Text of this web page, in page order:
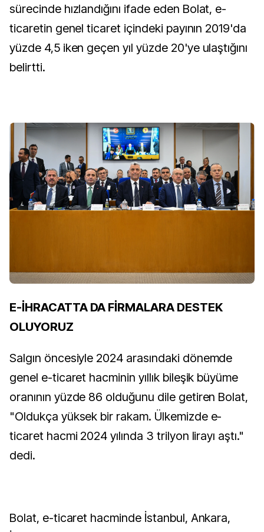
sürecinde hızlandığını ifade eden Bolat, e-
ticaretin genel ticaret içindeki payının 2019'da
yüzde 4,5 iken geçen yıl yüzde 20'ye ulaştığını
belirtti.
E-İHRACATTA DA FİRMALARA DESTEK
OLUYORUZ
Salgın öncesiyle 2024 arasındaki dönemde
genel e-ticaret hacminin yıllık bileşik büyüme
oranının yüzde 86 olduğunu dile getiren Bolat,
"Oldukça yüksek bir rakam. Ülkemizde e-
ticaret hacmi 2024 yılında 3 trilyon lirayı aştı."
dedi.
Bolat, e-ticaret hacminde İstanbul, Ankara,